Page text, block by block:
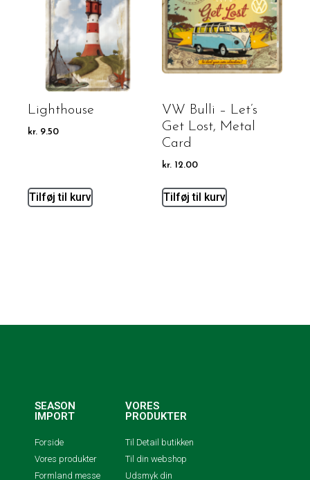
Lighthouse
kr. 9.50
Tilføj til kurv
VW Bulli – Let’s
Get Lost, Metal
Card
kr. 12.00
Tilføj til kurv
SEASON
IMPORT
Forside
Vores produkter
Formland messe
VORES
PRODUKTER
Til Detail butikken
Til din webshop
Udsmyk din